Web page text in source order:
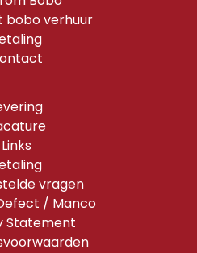
bobo verhuur
Links
vragen
/ Manco
Statement